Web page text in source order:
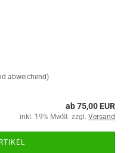
abweichend)
ab 75,00 EUR
inkl. 19% MwSt. zzgl. Versand